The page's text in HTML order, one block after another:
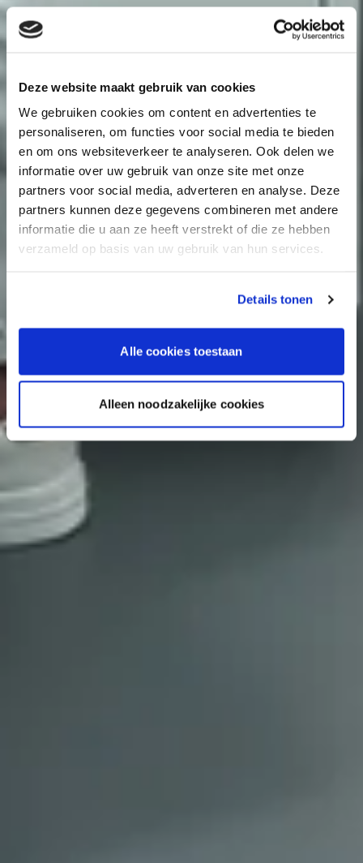
Deze website maakt gebruik van cookies
We gebruiken cookies om content en advertenties te
personaliseren, om functies voor social media te bieden
en om ons websiteverkeer te analyseren. Ook delen we
informatie over uw gebruik van onze site met onze
partners voor social media, adverteren en analyse. Deze
partners kunnen deze gegevens combineren met andere
informatie die u aan ze heeft verstrekt of die ze hebben
verzameld op basis van uw gebruik van hun services.
Details tonen
Alle cookies toestaan
Alleen noodzakelijke cookies